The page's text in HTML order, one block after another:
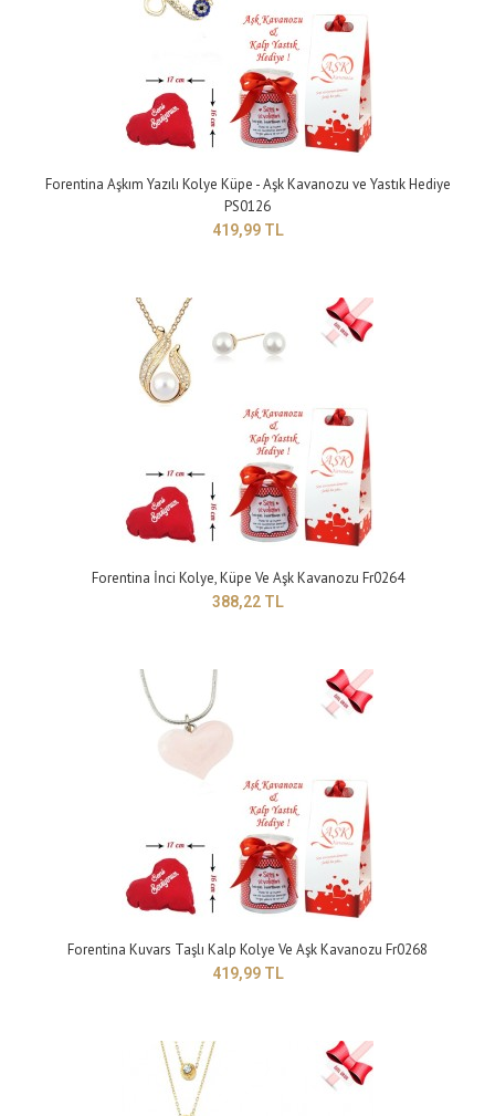
yapısı : gümüş kaplama ..
Forentina Aşkım Yazılı Kolye Küpe Hediye Seti
699,99 TL
Forentina Aşkım Yazılı Kolye Küpe - Aşk Kavanozu ve Yastık Hediye
PS0126
419,99 TL
Forentina İnci Kolye, Küpe Ve Aşk Kavanozu Fr0264
388,22 TL
Forentina Kuvars Taşlı Kalp Kolye Ve Aşk Kavanozu Fr0268
419,99 TL